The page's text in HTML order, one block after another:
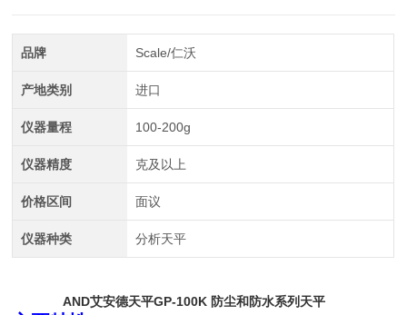
品牌 Scale/仁沃
产地类别 进口
仪器量程 100-200g
仪器精度 克及以上
价格区间 面议
仪器种类 分析天平
AND艾安德天平GP-100K 防尘和防水系列天平